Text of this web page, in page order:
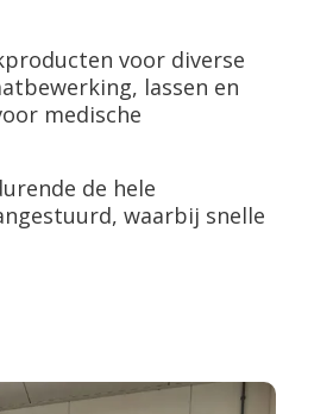
voor diverse
lassen en
medische
de hele
waarbij snelle